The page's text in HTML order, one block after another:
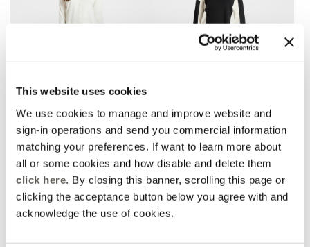
This website uses cookies
We use cookies to manage and improve website and
sign-in operations and send you commercial information
matching your preferences. If want to learn more about
all or some cookies and how disable and delete them
click here. By closing this banner, scrolling this page or
clicking the acceptance button below you agree with and
acknowledge the use of cookies.
Midi-Rock
Blau
Price reduced from
€ 120,00
€ 84,00
Online selection
Schlauchrock im Color-
Block-Design aus Viskose
Price reduced from
€ 210,00to€ 105,00